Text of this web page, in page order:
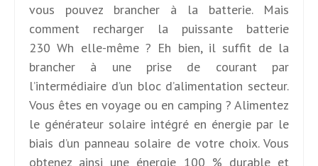
vous pouvez brancher à la batterie. Mais
comment recharger la puissante batterie
230 Wh elle-même ? Eh bien, il suffit de la
brancher à une prise de courant par
l’intermédiaire d’un bloc d’alimentation secteur.
Vous êtes en voyage ou en camping ? Alimentez
le générateur solaire intégré en énergie par le
biais d’un panneau solaire de votre choix. Vous
obtenez ainsi une énergie 100 % durable et